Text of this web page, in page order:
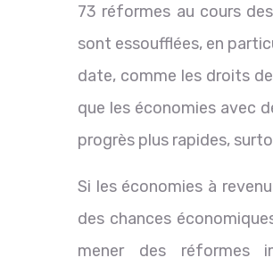
73 réformes au cours
sont essoufflées, en
date, comme les droits
que les économies avec
progrès plus rapides,
Si les économies à
des chances
mener des réformes